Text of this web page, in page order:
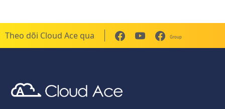
Theo dõi Cloud Ace qua Group